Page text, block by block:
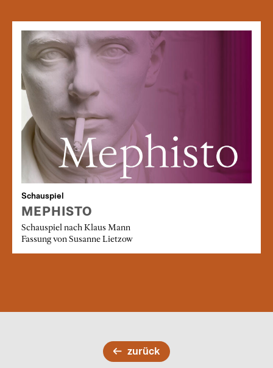
Schauspiel
MEPHISTO
Schauspiel nach Klaus Mann
Fassung von Susanne Lietzow
zurück